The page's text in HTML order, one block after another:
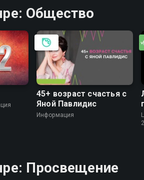
Общество
45+ возраст счастья с
Яной Павлидис
Информация
Просвещение